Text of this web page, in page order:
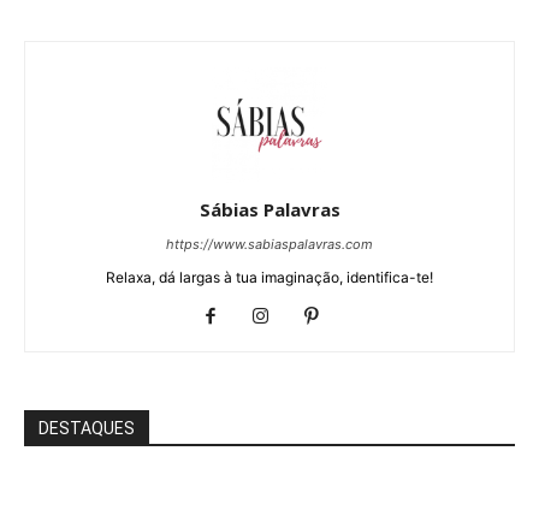
Sábias Palavras
https://www.sabiaspalavras.com
Relaxa, dá largas à tua imaginação, identifica-te!
DESTAQUES